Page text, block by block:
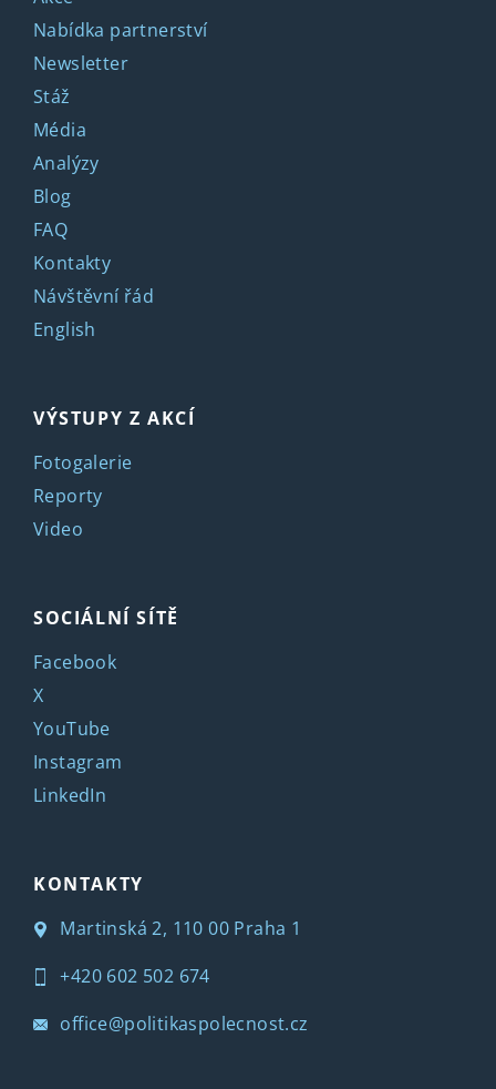
Nabídka partnerství
Newsletter
Stáž
Média
Analýzy
Blog
FAQ
Kontakty
Návštěvní řád
English
VÝSTUPY Z AKCÍ
Fotogalerie
Reporty
Video
SOCIÁLNÍ SÍTĚ
Facebook
X
YouTube
Instagram
LinkedIn
KONTAKTY
Martinská 2, 110 00 Praha 1
+420 602 502 674
office@politikaspolecnost.cz